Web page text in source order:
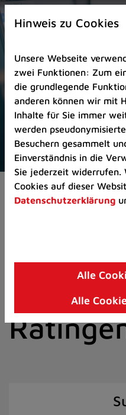
Zur
Startseite
Zum
Seitenanfang
springen
(Schnelltaste
A)
Zur
Navigation/Menü
springen
(Schnelltaste
M)
Zur
8)
I)
der
Hinweis zu Cookies
Unsere Webseite
zwei Funktionen: Zum
die grundlegende
anderen können wir mit
Inhalte für Sie immer
werden
Besuchern gesammelt
Einverständnis in die
Sie jederzeit widerrufen.
Cookies auf dieser
Datenschutzerklärung
Alle
Alle